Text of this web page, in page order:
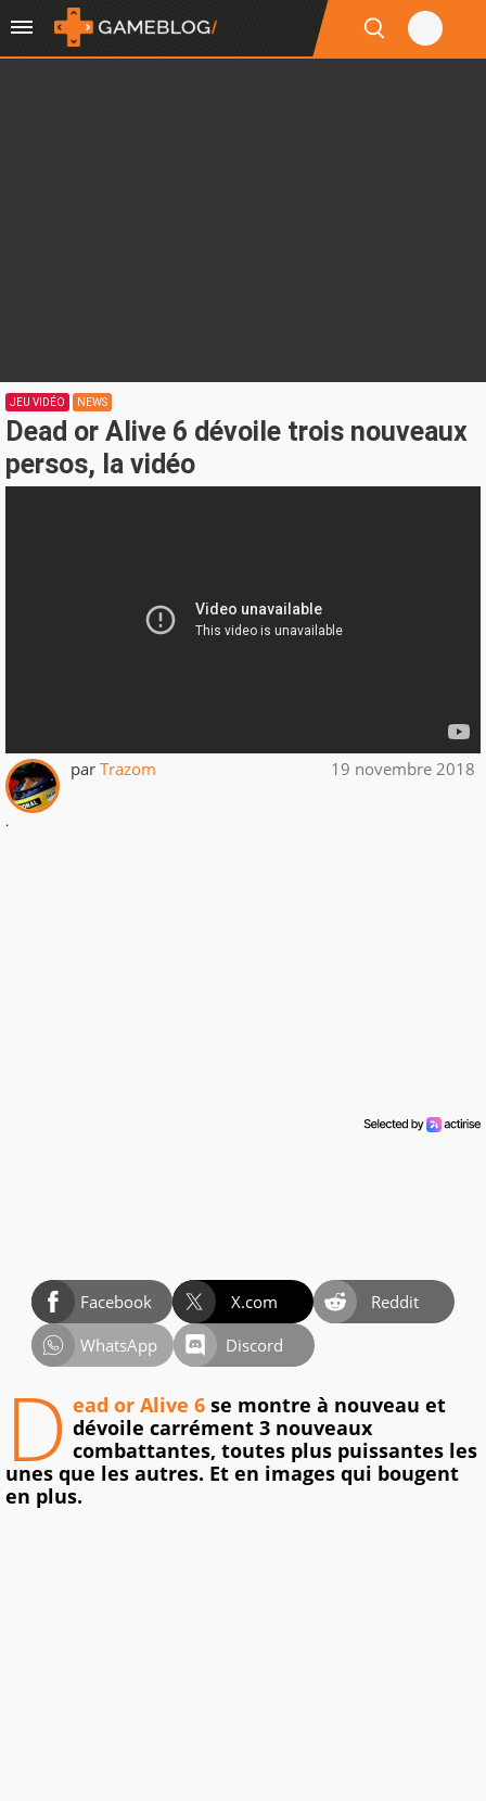
JEU VIDÉO NEWS
Dead or Alive 6 dévoile trois nouveaux
persos, la vidéo
par Trazom 19 novembre 2018
.
Facebook X.com
Reddit
WhatsApp
Discord
D ead or Alive 6 se montre à nouveau et
dévoile carrément 3 nouveaux
combattantes, toutes plus puissantes les
unes que les autres. Et en images qui bougent
en plus.